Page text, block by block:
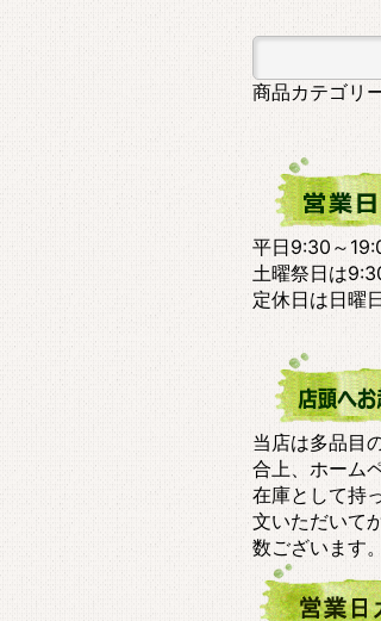
商品カテゴリ
平日9:30～
土曜祭日は
定休日は日曜
当店は多品目
合上、ホーム
在庫として持
文いただいて
数ございます